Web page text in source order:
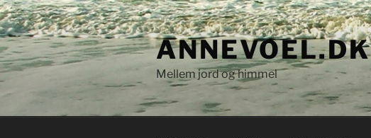
Videre
til
indhold
ANNEVOEL.DK
Mellem jord og himmel